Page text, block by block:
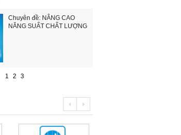
Chuyên đề: NÂNG CAO
NĂNG SUẤT CHẤT LƯỢNG
1 2 3